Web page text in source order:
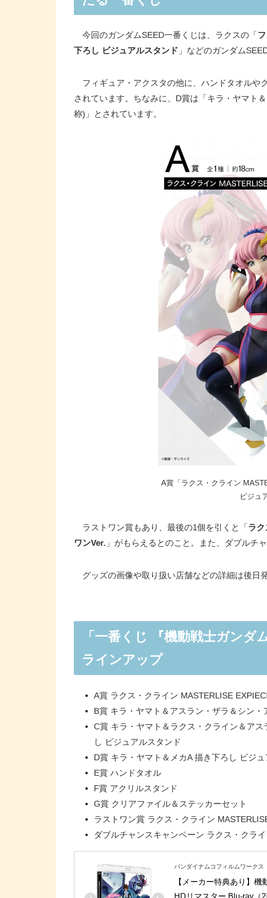
今回のガンダムSEED一番くじは、ラクスの「
下ろし ビジュアルスタンド 」などのガンダム
フィギュア・アクスタの他に、ハンドタオルや
されています。ちなみに、D賞は「キラ・ヤマト
称)」とされています。
A賞「ラクス・クライン
ビジュ
ラストワン賞もあり、最後の1個を引くと「 ラ
ワンVer. 」がもらえるとのこと。また、ダブルチ
グッズの画像や取り扱い店舗などの詳細は後日
「一番くじ 『機動戦士ガンダ
ラインアップ
A賞 ラクス・クライン MASTERLISE
B賞 キラ・ヤマト＆アスラン・ザラ＆シン
C賞 キラ・ヤマト＆ラクス・クライン＆ア
し ビジュアルスタンド
D賞 キラ・ヤマト＆メカA 描き下ろし ビジュ
E賞 ハンドタオル
F賞 アクリルスタンド
G賞 クリアファイル＆ステッカーセット
ラストワン賞 ラクス・クライン
ダブルチャンスキャンペーン ラクス・クラ
バンダイナムコフィルムワークス
【メーカー特典あり】
HDリマスター Blu-ray（